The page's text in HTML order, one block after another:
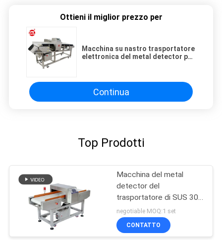
Ottieni il miglior prezzo per
Macchina su nastro trasportatore
elettronica del metal detector per
Continua
Top Prodotti
Macchina del metal
detector del
trasportatore di SUS 304
per sensibilità di industria
alimentare l'alta
negotiable MOQ:1 set
CONTATTO